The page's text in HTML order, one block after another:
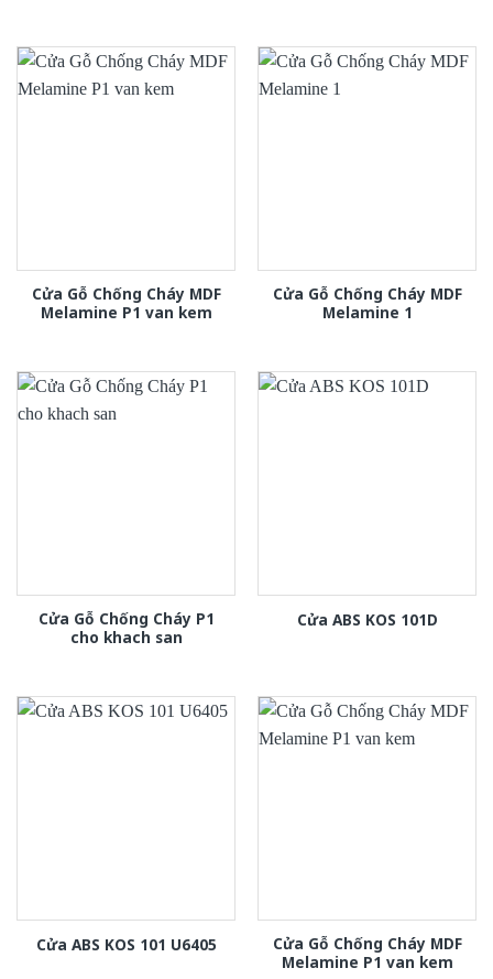
Cửa Gỗ Chống Cháy MDF
Melamine P1 van kem
Cửa Gỗ Chống Cháy MDF
Melamine 1
Cửa Gỗ Chống Cháy P1
cho khach san
Cửa ABS KOS 101D
Cửa ABS KOS 101 U6405
Cửa Gỗ Chống Cháy MDF
Melamine P1 van kem